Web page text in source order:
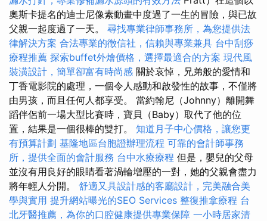
奧斯卡提名的迪士尼像素動畫中度過了一生的冒險，與已故
父親一起度過了一天。 尋找專業律師事務所，為您提供法
律解決方案 合法專業的徵信社，信賴與專業兼具 台中刮痧
療程推薦 探索buffet外燴價格，選擇最適合的方案 現代風
裝潢設計，簡單卻富有時尚感 關於哀悼，兄弟般的愛情和
丁香電影院的處理，一個令人感動和啟發性的故事，不僅將
由男孩，而且任何人都享受。 當約翰尼（Johnny）離開舞
蹈伴侶前一場大型比賽時，寶貝（Baby）取代了他的位
置，結果是一個很棒的雙打。 知道月子中心價格，讓您更
有預算計劃 基隆地區台胞證辦理流程 可靠的會計師事務
所，提供全面的會計服務 台中水療療程 但是，嬰兒的父母
並沒有用良好的眼睛看著渦輪增壓的一對，她的父親會盡力
將年輕人分開。 舒適又具設計感的客廳設計，完美融合美
學與實用 提升網站曝光的SEO Services 整復推拿療程 台
北牙醫推薦，為你的口腔健康提供專業保障 一小時居家清